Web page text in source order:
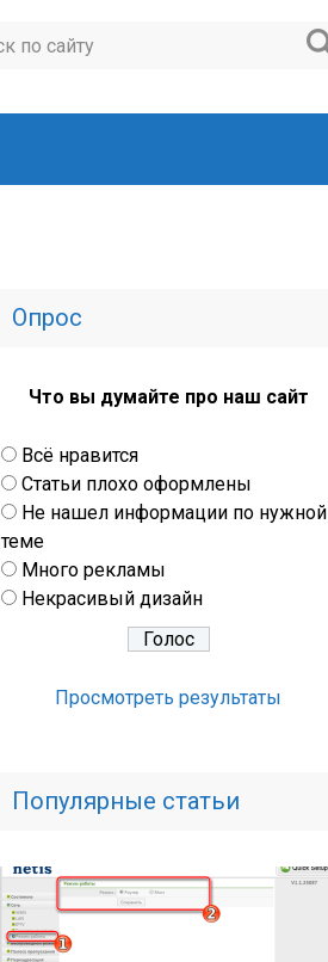
Опрос
Что вы думайте про наш сайт
Всё нравится
Статьи плохо оформлены
Не нашел информации по нужной
теме
Много рекламы
Некрасивый дизайн
Просмотреть результаты
Популярные статьи